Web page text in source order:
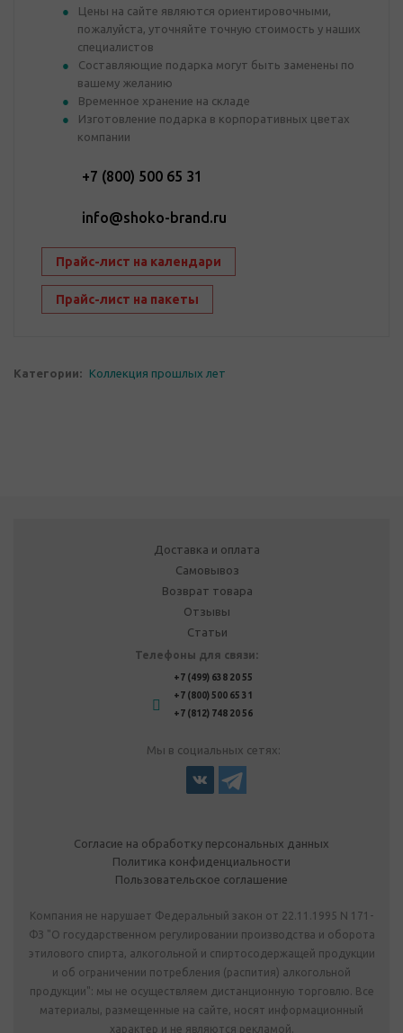
Цены на сайте являются ориентировочными,
пожалуйста, уточняйте точную стоимость у наших
специалистов
Составляющие подарка могут быть заменены по
вашему желанию
Временное хранение на складе
Изготовление подарка в корпоративных цветах
компании
+7 (800) 500 65 31
info@shoko-brand.ru
Прайс-лист на календари
Прайс-лист на пакеты
Категории: Коллекция прошлых лет
Доставка и оплата
Самовывоз
Возврат товара
Отзывы
Статьи
Телефоны для связи:
+7 (499) 638 20 55
+7 (800) 500 65 31
+7 (812) 748 20 56
Мы в социальных сетях:
Согласие на обработку персональных данных
Политика конфиденциальности
Пользовательское соглашение
Компания не нарушает Федеральный закон от 22.11.1995 N 171-
ФЗ "О государственном регулировании производства и оборота
этилового спирта, алкогольной и спиртосодержащей продукции
и об ограничении потребления (распития) алкогольной
продукции": мы не осуществляем дистанционную торговлю. Все
материалы, размещенные на сайте, носят информационный
характер и не являются рекламой.